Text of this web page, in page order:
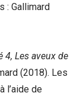
: Gallimard
4, Les aveux de
(2018). Les
l’aide de